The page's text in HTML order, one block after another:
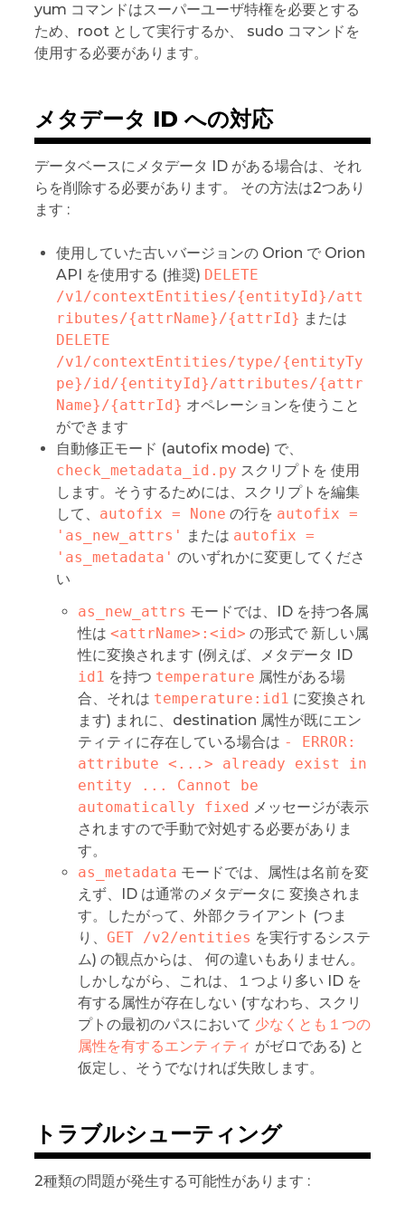
yum コマンドはスーパーユーザ特権を必要とする
ため、root として実行するか、 sudo コマンドを
使用する必要があります。
メタデータ ID への対応
データベースにメタデータ ID がある場合は、それ
らを削除する必要があります。 その方法は2つあり
ます :
使用していた古いバージョンの Orion で Orion
API を使用する (推奨) DELETE
/v1/contextEntities/{entityId}/att
ributes/{attrName}/{attrId} または
DELETE
/v1/contextEntities/type/{entityTy
pe}/id/{entityId}/attributes/{attr
Name}/{attrId} オペレーションを使うこと
ができます
自動修正モード (autofix mode) で、
check_metadata_id.py スクリプトを 使用
します。そうするためには、スクリプトを編集
して、 autofix = None の行を autofix =
'as_new_attrs' または autofix =
'as_metadata' のいずれかに変更してくださ
い
as_new_attrs モードでは、ID を持つ各属
性は <attrName>:<id> の形式で 新しい属
性に変換されます (例えば、メタデータ ID
id1 を持つ temperature 属性がある場
合、それは temperature:id1 に変換され
ます) まれに、destination 属性が既にエン
ティティに存在している場合は - ERROR:
attribute <...> already exist in
entity ... Cannot be
automatically fixed メッセージが表示
されますので手動で対処する必要がありま
す。
as_metadata モードでは、属性は名前を変
えず、ID は通常のメタデータに 変換されま
す。したがって、外部クライアント (つま
り、 GET /v2/entities を実行するシステ
ム) の観点からは、 何の違いもありません。
しかしながら、これは、１つより多い ID を
有する属性が存在しない (すなわち、スクリ
プトの最初のパスにおいて 少なくとも１つの
属性を有するエンティティ がゼロである) と
仮定し、そうでなければ失敗します。
トラブルシューティング
2種類の問題が発生する可能性があります :